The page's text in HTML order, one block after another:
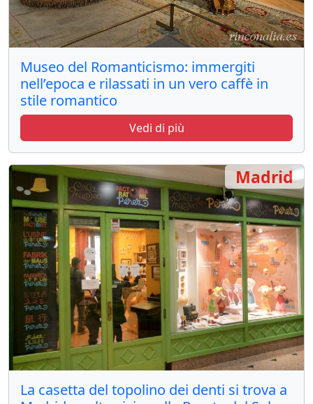
Museo del Romanticismo: immergiti
nell’epoca e rilassati in un vero caffè in
stile romantico
Vedi di più
La casetta del topolino dei denti si trova a
Madrid